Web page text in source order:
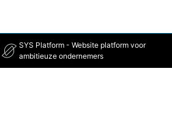
SYS Platform - Website platform voor
ambitieuze ondernemers